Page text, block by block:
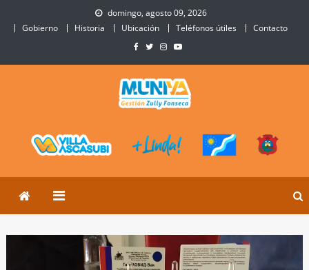
domingo, agosto 09, 2026
Gobierno
Historia Ubicación Teléfonos útiles Contacto
Ascasubi